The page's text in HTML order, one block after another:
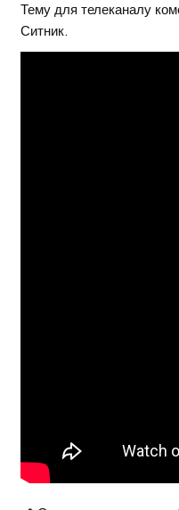
Тему для телеканалу
Ситник.